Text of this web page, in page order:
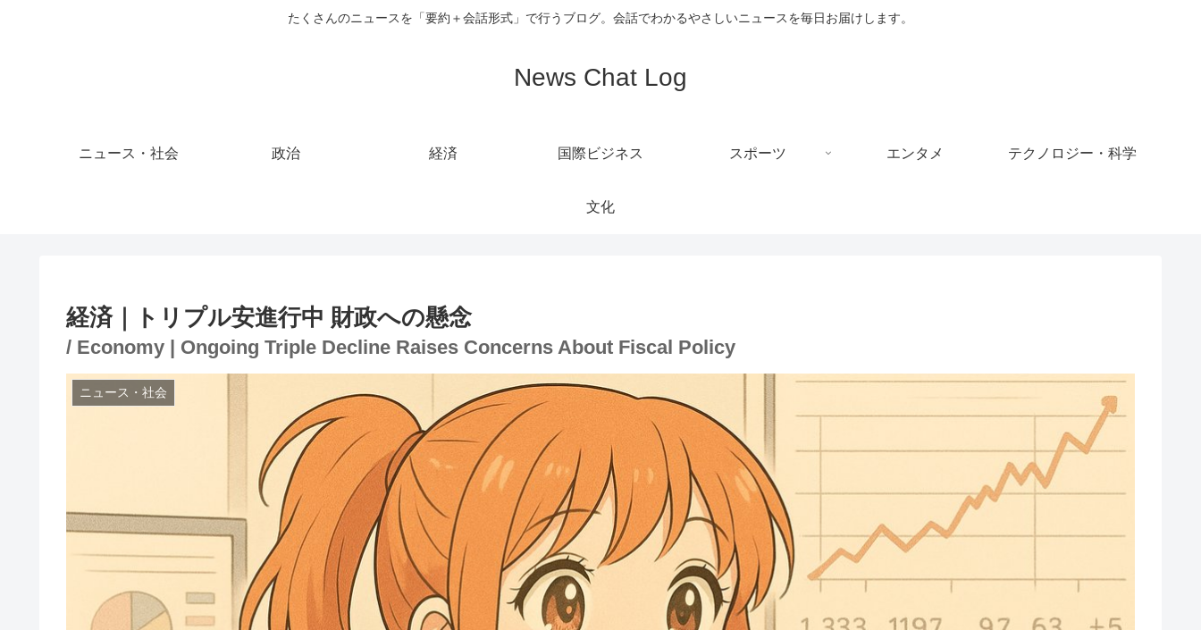
たくさんのニュースを「要約＋会話形式」で行うブログ。会話でわかるやさしいニュースを毎日お届けします。
News Chat Log
ニュース・社会 政治 経済 国際ビジネス スポーツ エンタメ テクノロジー・科学
文化
経済｜トリプル安進行中 財政への懸念
/ Economy | Ongoing Triple Decline Raises Concerns About Fiscal Policy
ニュース・社会